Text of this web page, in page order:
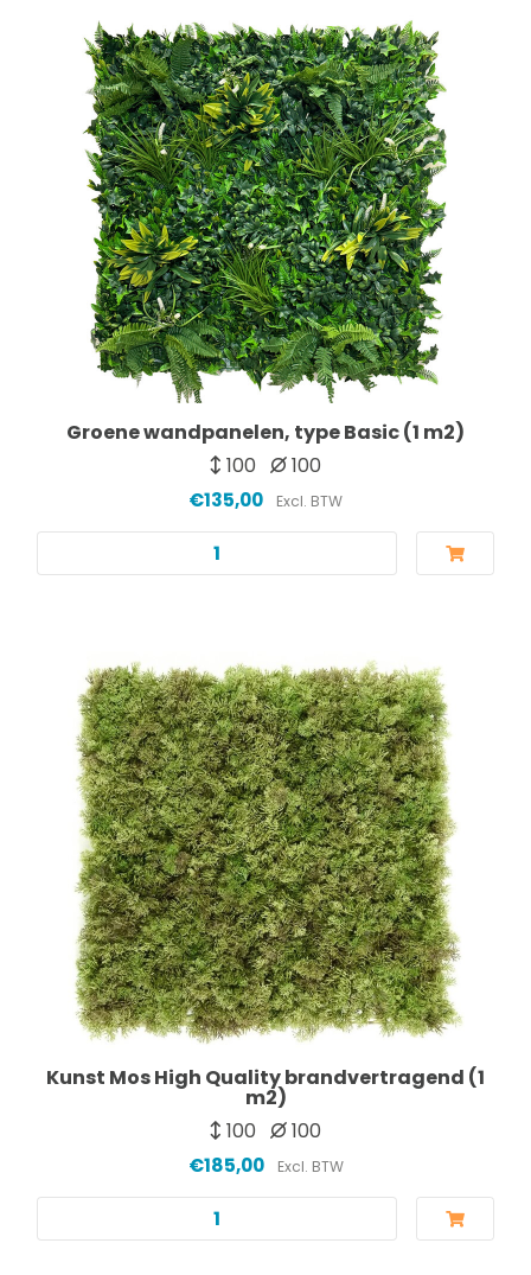
Groene wandpanelen, type Basic (1 m2)
100
100
€135,00 Excl. BTW
Kunst Mos High Quality brandvertragend (1
m2)
100
100
€185,00 Excl. BTW